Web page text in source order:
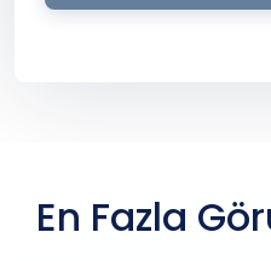
En Fazla